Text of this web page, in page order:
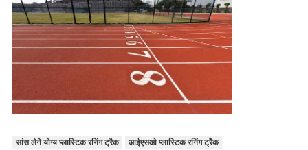
सांस लेने योग्य प्लास्टिक रनिंग ट्रैक
आईएसओ प्लास्टिक रनिंग ट्रैक